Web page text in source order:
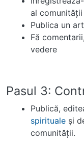
al comunităţii
Publica un
Fă
vedere
Pasul 3:
Publică,
spirituale şi
comunităţii.